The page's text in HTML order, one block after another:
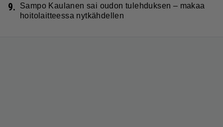
9.
Sampo Kaulanen sai oudon tulehduksen – makaa
hoitolaitteessa nytkähdellen